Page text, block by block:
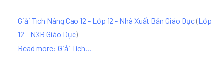
Giải Tích Nâng Cao 12 - Lớp 12 - Nhà Xuất Bản Giáo Dục(Lớp
12 - NXB Giáo Dục)
Read more: Giải Tích...